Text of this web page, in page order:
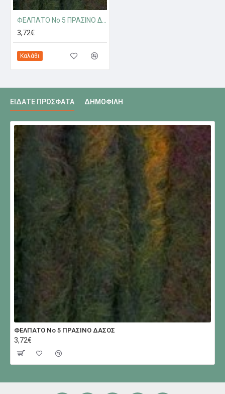
ΦΕΛΠΑΤΟ Νο 5 ΠΡΑΣΙΝΟ ΔΑΣΟΣ
3,72€
Καλάθι
ΕΊΔΑΤΕ ΠΡΌΣΦΑΤΑ ΔΗΜΟΦΙΛΉ
ΦΕΛΠΑΤΟ Νο 5 ΠΡΑΣΙΝΟ ΔΑΣΟΣ
3,72€